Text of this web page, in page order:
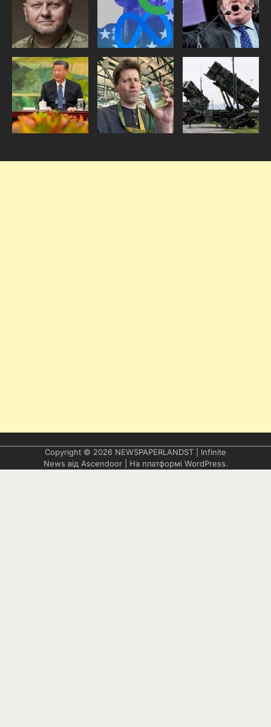
Copyright © 2026 NEWSPAPERLANDST | Infinite
News від Ascendoor| На платформі WordPress.